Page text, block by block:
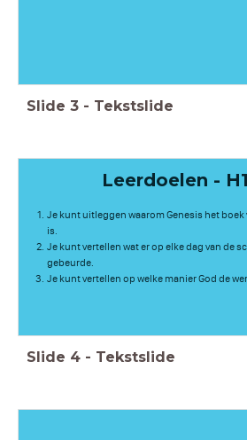
Slide 3 - Tekstslide
Leerdoelen - H1
Je kunt uitleggen waarom Genesis het boek
is.
Je kunt vertellen wat er op elke dag van de
gebeurde.
Je kunt vertellen op welke manier God de
Slide 4 - Tekstslide